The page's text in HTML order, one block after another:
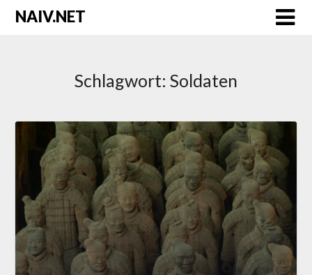
SkipNAIV.NET
Schlagwort: Soldaten